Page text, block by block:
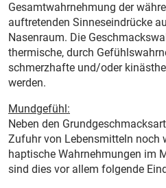
Gesamtwahrnehmung der
auftretenden Sinneseindrücke
Nasenraum. Die
thermische, durch
schmerz­hafte und/oder
werden.
Mundgefühl:
Neben den
Zufuhr von Lebensmitteln noch
haptische Wahrnehmungen im
sind dies vor allem folgende